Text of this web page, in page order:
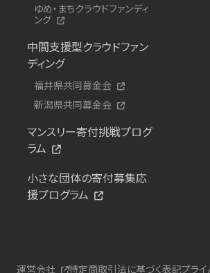
ゆめ・まちクラウドファンディ
ング
中間支援型クラウドファン
ディング
福井県共同募金会
新潟県共同募金会
マンスリー寄付挑戦プログ
ラム
小さな団体の寄付募集応
援プログラム
運営会社 特定商取引法に基づく表記プラ